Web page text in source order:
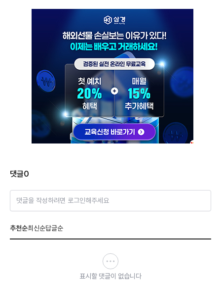
댓글0
댓글을 작성하려면 로그인해주세요
추천순최신순답글순
표시할 댓글이 없습니다